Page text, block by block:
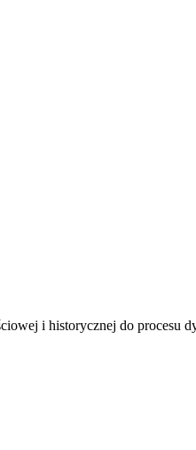
i historycznej do procesu